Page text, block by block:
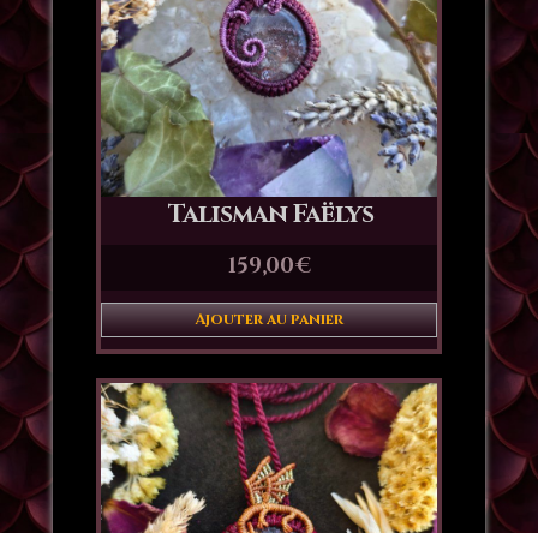
Talisman Faëlys
159,00€
Ajouter au panier